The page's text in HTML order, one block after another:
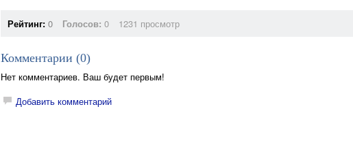
Рейтинг: 0 Голосов: 0 1231 просмотр
Комментарии (0)
Нет комментариев. Ваш будет первым!
Добавить комментарий